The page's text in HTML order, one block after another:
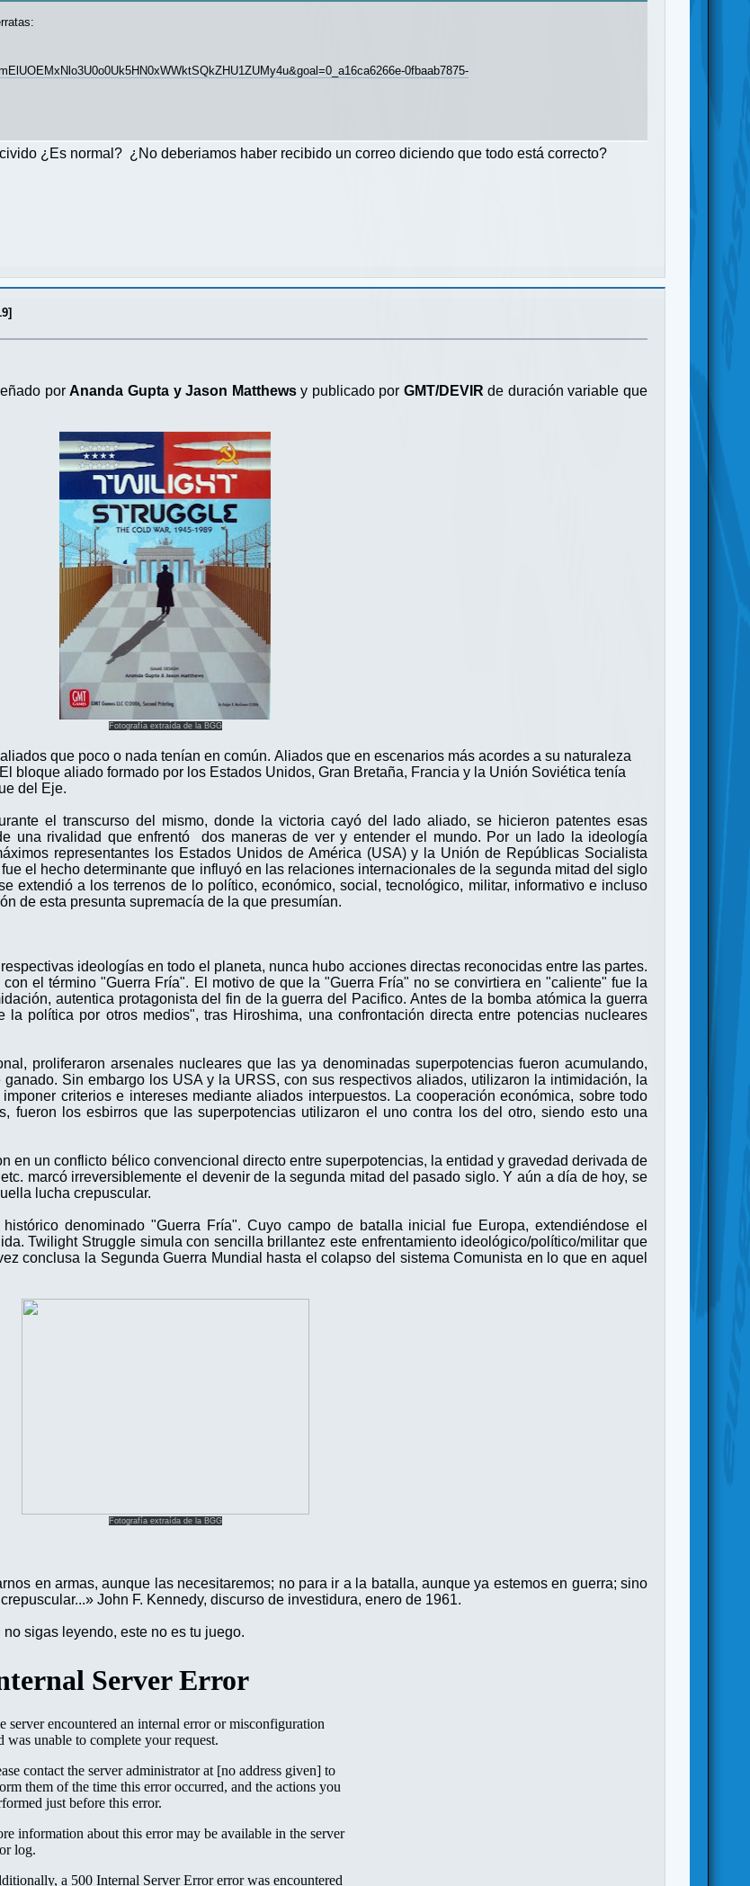
0fbaab7875-
¿Es normal? ¿No deberiamos haber recibido un correo diciendo que todo está correcto?
porAnanda Gupta y Jason Matthewsy publicado por GMT/DEVIR de duración variable que
Fotografía extraída de la BGG
que poco o nada tenían en común.Aliados que en escenarios más acordes a su naturaleza
bloque aliado formado por los Estados Unidos, Gran Bretaña, Francia y la Unión Soviética tenía
del Eje.
el transcurso del mismo, donde la victoria cayó del lado aliado, se hicieron patentes esas
una rivalidad que enfrentó dos maneras de ver y entender el mundo. Por un lado la ideología
representantes los Estados Unidos de América (USA) y la Unión de Repúblicas Socialista
el hecho determinante que influyó en las relaciones internacionales de la segunda mitad del siglo
extendió a los terrenos de lo político, económico, social, tecnológico, militar, informativo e incluso
de esta presunta supremacía de la que presumían.
ideologías en todo el planeta, nunca hubo acciones directas reconocidas entre las partes.
el término "Guerra Fría". El motivo de que la "Guerra Fría" no se convirtiera en "caliente" fue la
autentica protagonista del fin de la guerra del Pacifico. Antes de la bomba atómica la guerra
política por otros medios", tras Hiroshima, una confrontación directa entre potencias nucleares
proliferaron arsenales nucleares que las ya denominadas superpotencias fueron acumulando,
Sin embargo los USA y la URSS, con sus respectivos aliados, utilizaron la intimidación, la
criterios e intereses mediante aliados interpuestos. La cooperación económica, sobre todo
fueron los esbirros que las superpotencias utilizaron el uno contra los del otro, siendo esto una
en un conflicto bélico convencional directo entre superpotencias, la entidad y gravedad derivada de
marcó irreversiblemente el devenir de la segunda mitad del pasado siglo. Y aún a día de hoy, se
lucha crepuscular.
denominado "Guerra Fría". Cuyo campo de batalla inicial fue Europa, extendiéndose el
Twilight Struggle simula con sencilla brillantez este enfrentamiento ideológico/político/militar que
conclusa la Segunda Guerra Mundial hasta el colapso del sistema Comunista en lo que en aquel
Fotografía extraída de la BGG
en armas, aunque las necesitaremos; no para ir a la batalla, aunque ya estemos en guerra; sino
John F. Kennedy, discurso de investidura, enero de 1961.
sigas leyendo, este no es tu juego.